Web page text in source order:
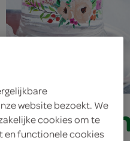
website bezoekt. We
cookies om te
en functionele cookies